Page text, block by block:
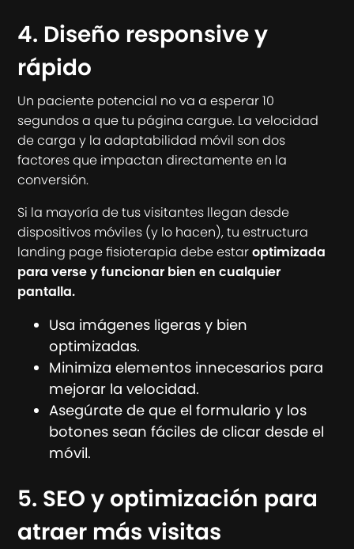
4. Diseño responsive y
rápido
Un paciente potencial no va a esperar 10
segundos a que tu página cargue. La velocidad
de carga y la adaptabilidad móvil son dos
factores que impactan directamente en la
conversión.
Si la mayoría de tus visitantes llegan desde
dispositivos móviles (y lo hacen), tu estructura
landing page fisioterapia debe estaroptimizada
para verse y funcionar bien en cualquier
pantalla.
Usa imágenes ligeras y bien
optimizadas.
Minimiza elementos innecesarios para
mejorar la velocidad.
Asegúrate de que el formulario y los
botones sean fáciles de clicar desde el
móvil.
5. SEO y optimización para
atraer más visitas